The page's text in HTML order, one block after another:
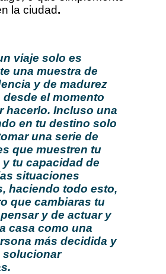
la ciudad.
viaje solo es
una muestra de
y de madurez
desde el momento
hacerlo. Incluso una
en tu destino solo
una serie de
que muestren tu
y tu capacidad de
situaciones
haciendo todo esto,
que cambiaras tu
y de actuar y
casa como una
más decidida y
solucionar